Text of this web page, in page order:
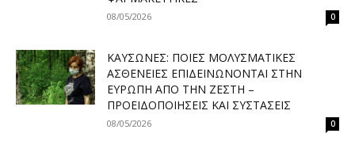
08/05/2026 0
ΚΑΎΣΩΝΕΣ: ΠΟΙΕΣ ΜΟΛΥΣΜΑΤΙΚΈΣ
ΑΣΘΈΝΕΙΕΣ ΕΠΙΔΕΙΝΏΝΟΝΤΑΙ ΣΤΗΝ
ΕΥΡΏΠΗ ΑΠΌ ΤΗΝ ΖΈΣΤΗ –
ΠΡΟΕΙΔΟΠΟΙΉΣΕΙΣ ΚΑΙ ΣΥΣΤΆΣΕΙΣ
08/05/2026 0